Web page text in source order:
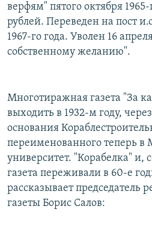
Все сайты РСЕ/РС
верфям" пятого октября
рублей. Переведен на пост
1967-го года. Уволен 16
собственному желанию".
Многотиражная газета "За
выходить в 1932-м году,
основания
переименованного теперь в
университет. "Корабелка" и,
газета переживали в 60-е
рассказывает председатель
газеты Борис Салов: